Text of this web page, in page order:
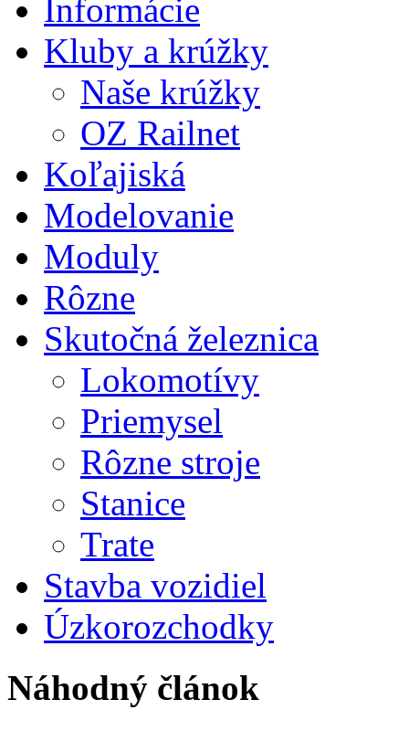
Informácie
Kluby a krúžky
Naše krúžky
OZ Railnet
Koľajiská
Modelovanie
Moduly
Rôzne
Skutočná železnica
Lokomotívy
Priemysel
Rôzne stroje
Stanice
Trate
Stavba vozidiel
Úzkorozchodky
Náhodný článok